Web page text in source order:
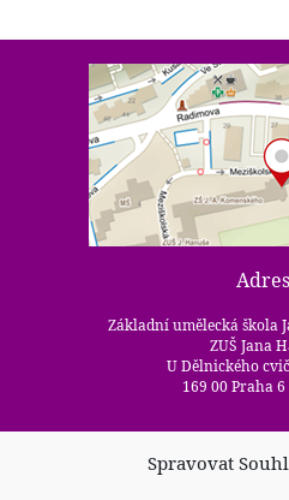
Spravovat
Základní umělecká škola
ZUŠ Jana
U Dělnického
169 00 Praha